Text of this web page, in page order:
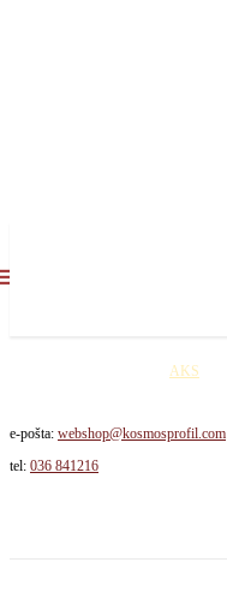
AKS
e-pošta: webshop@kosmosprofil.com
tel: 036 841216